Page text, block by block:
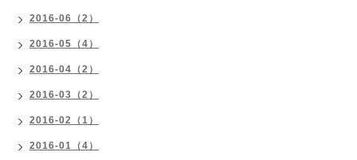
2016-06（2）
2016-05（4）
2016-04（2）
2016-03（2）
2016-02（1）
2016-01（4）